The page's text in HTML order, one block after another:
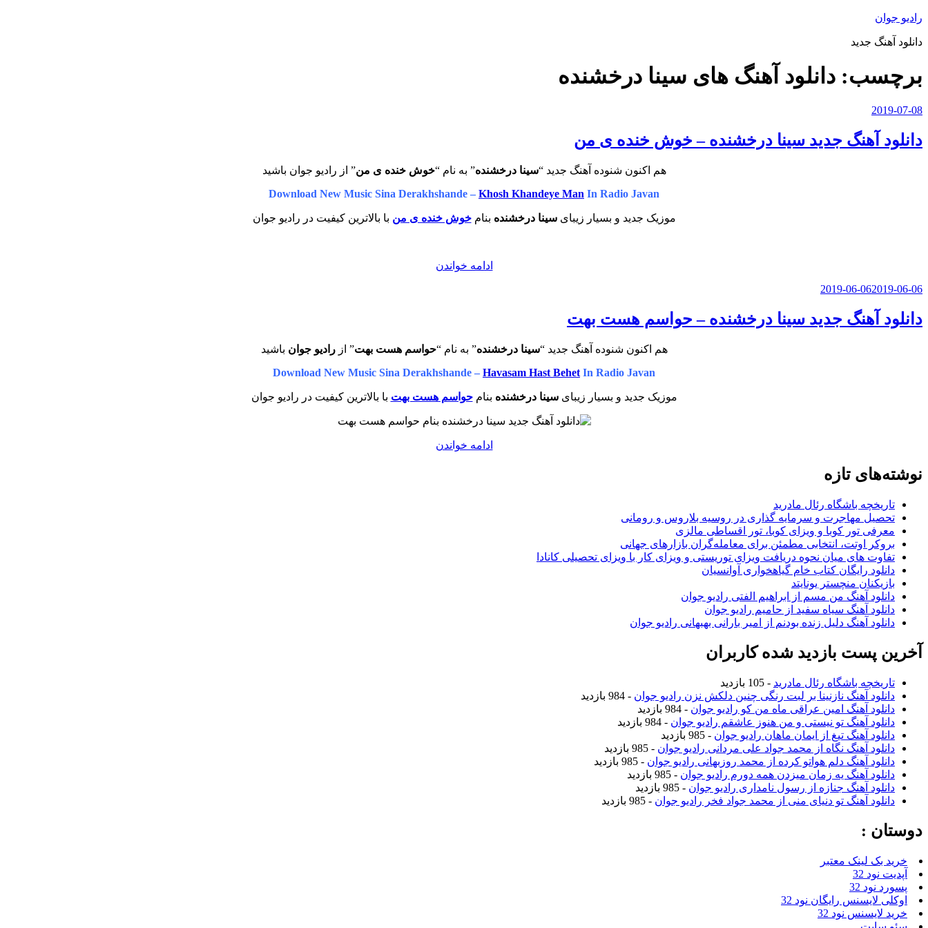
رفتن
محتوا
رادیو جوان
دانلود آهنگ جدید
برچسب: دانلود آهنگ های سینا درخشنده
نوشته‌شده
2019-07-08
دانلود آهنگ جدید سینا درخشنده – خوش خنده ی من
هم اکنون شنوده آهنگ جدید “سینا درخشنده” به نام “خوش خنده ی من” از رادیو جوان باشید
Download New Music Sina Derakhshande – Khosh Khandeye Man In Radio Javan
موزیک جدید و بسیار زیبایسینا درخشنده بنام خوش خنده ی من با بالاترین کیفیت در رادیو جوان
ادامه خواندن
خوش
خنده
ی
نوشته‌شده 2019-06-062019-06-06
دانلود آهنگ جدید سینا درخشنده – حواسم هست بهت
هم اکنون شنوده آهنگ جدید “سینا درخشنده” به نام “حواسم هست بهت” ازرادیو جوان باشید
Download New Music Sina Derakhshande – Havasam Hast Behet In Radio Javan
موزیک جدید و بسیار زیبایسینا درخشنده بنامحواسم هست بهت با بالاترین کیفیت در رادیو جوان
ادامه خواندن
نوشته‌های تازه
تاریخچه باشگاه رئال مادرید
تحصیل مهاجرت و سرمایه گذاری در روسیه بلاروس و رومانی
معرفی تور کوبا و ویزای کوبا، تور اقساطی مالزی
بروکر اوتت، انتخابی مطمئن برای معامله‌گران بازارهای جهانی
تفاوت های میان نحوه دریافت ویزای توریستی و ویزای کار با ویزای تحصیلی کانادا
دانلود رایگان کتاب خام گیاهخواری آوانسیان
بازیکنان منچستر یونایتد
دانلود آهنگ من مسم از ابراهیم الفتی رادیو جوان
دانلود آهنگ سیاه سفید از حامیم رادیو جوان
دانلود آهنگ دلیل زنده بودنم از امیر بارانی بهبهانی رادیو جوان
آخرین پست بازدید شده کاربران
تاریخچه باشگاه رئال مادرید - 105 بازدید
دانلود آهنگ نازنینا بر لبت رنگی چنین دلکش نزن رادیو جوان - 984 بازدید
دانلود آهنگ امین عراقی ماه من کو رادیو جوان - 984 بازدید
دانلود آهنگ تو نیستی و من هنوز عاشقم رادیو جوان - 984 بازدید
دانلود آهنگ تیغ از ایمان ماهان رادیو جوان - 985 بازدید
دانلود آهنگ نگاه از محمد جواد علی مردانی رادیو جوان - 985 بازدید
دانلود آهنگ دلم هواتو کرده از محمد روزبهانی رادیو جوان - 985 بازدید
دانلود آهنگ یه زمان میزدن همه دورم رادیو جوان - 985 بازدید
دانلود آهنگ جنازه از رسول نامداری رادیو جوان - 985 بازدید
دانلود آهنگ تو دنیای منی از محمد جواد فخر رادیو جوان - 985 بازدید
دوستان :
خرید بک لینک معتبر
آپدیت نود 32
پسورد نود 32
اوکلی لایسنس رایگان نود 32
خرید لایسنس نود 32